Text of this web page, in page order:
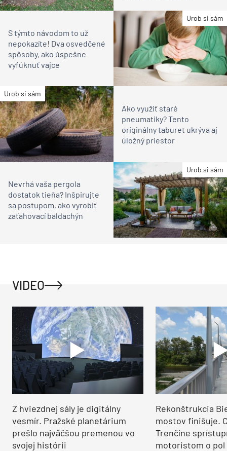
Urob si sám
S týmto návodom to už
nepokazíte! Dva osvedčené
spôsoby, ako úspešne
vyfúknuť vajce
Urob si sám
Ako využiť staré
pneumatiky? Tento
originálny taburet ukrýva aj
úložný priestor
Urob si sám
Nevrhá vaša pergola
dostatok tieňa? Inšpirujte
sa postupom, ako vyrobiť
zaťahovací baldachýn
VIDEO
Z hviezdnej sály je digitálny
vesmír. Pražské planetárium
prešlo najväčšou premenou vo
svojej histórii
Rekonštrukcia
mostov finišuje.
Trenčíne
motoristom o pol